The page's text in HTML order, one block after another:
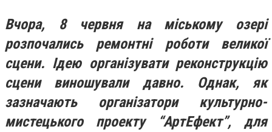
Вчора, 8 червня на міському озері
розпочались ремонтні роботи великої
сцени. Ідею організувати реконструкцію
сцени виношували давно. Однак, як
зазначають організатори культурно-
мистецького проекту “АртЕфект”, для